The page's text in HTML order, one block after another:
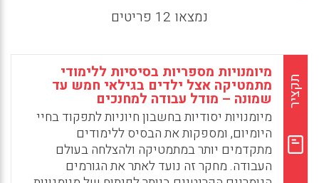
נמצאו 12 פריטים
תקציר
מיומנויות מספריות בסיסיות ללימודי
מתמטיקה אצל ילדים בגילאי חמש עד
שמונה – מודל עבודה למחנכים
מיומנויות יסודיות בחשבון חיוניות לתפקוד בחיי
היומיום, ומספקות את הבסיס ללימודים
מתקדמים יותר במתמטיקה ולהצלחה בעולם
העבודה. מחקר זה נועד לאתר את הגורמים